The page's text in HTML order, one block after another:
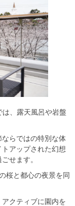
、露天風呂や岩盤
らではの特別な体
アップされた幻想
せます。
桜と都心の夜景を同
クティブに園内を